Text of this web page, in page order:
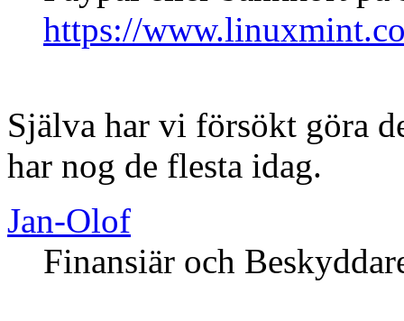
https://
Själva har vi försökt göra
har nog de flesta idag.
Jan-Olof
Finansiär och